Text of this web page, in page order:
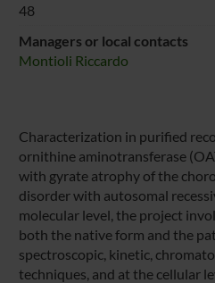
48
Managers or local contacts
Montioli Riccardo
Characterization in purified
ornithine aminotransferase
with gyrate atrophy of the
disorder with autosomal
molecular level, the project
both the native form and the
spectroscopic, kinetic,
techniques, and at the cellular